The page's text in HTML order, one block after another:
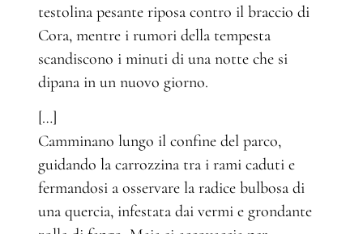
testolina pesante riposa contro il braccio di
Cora, mentre i rumori della tempesta
scandiscono i minuti di una notte che si
dipana in un nuovo giorno.
[…]
Camminano lungo il confine del parco,
guidando la carrozzina tra i rami caduti e
fermandosi a osservare la radice bulbosa di
una quercia, infestata dai vermi e grondante